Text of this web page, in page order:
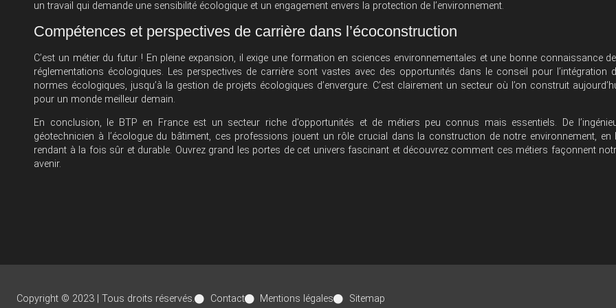
un travail qui demande une sensibilité écologique et un engagement envers la protection de l’environnement.
Compétences et perspectives de carrière dans l’écoconstruction
C’est un métier du futur ! En pleine expansion, il exige une formation en sciences environnementales et une bonne connaissance
réglementations écologiques. Les perspectives de carrière sont vastes avec des opportunités dans le conseil pour l’intégration
normes écologiques, jusqu’à la gestion de projets écologiques d’envergure. C’est clairement un secteur où l’on construit
pour un monde meilleur demain.
En conclusion, le BTP en France est un secteur riche d’opportunités et de métiers peu connus mais essentiels. De
géotechnicien à l’écologue du bâtiment, ces professions jouent un rôle crucial dans la construction de notre environnement, en
rendant à la fois sûr et durable. Ouvrez grand les portes de cet univers fascinant et découvrez comment ces métiers façonnent
avenir.
Copyright © 2023 | Tous droits réservés. Contact Mentions légales Sitemap